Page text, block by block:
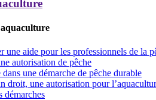
aquaculture
une aide pour les professionnels de la
autorisation de pêche
dans une démarche de pêche durable
droit, une autorisation pour
démarches